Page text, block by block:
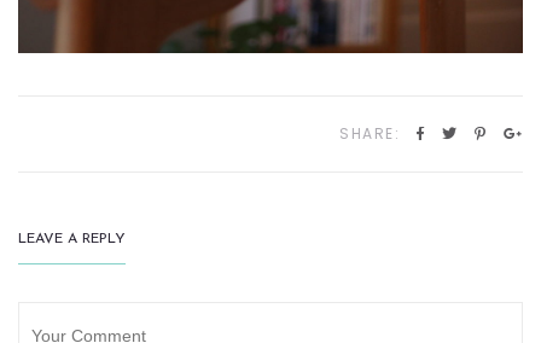
SHARE:
LEAVE A REPLY